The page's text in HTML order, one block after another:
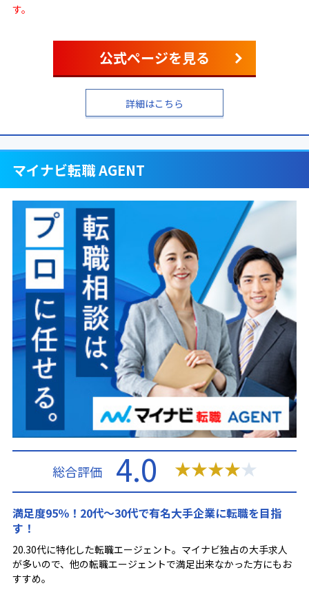
公式ページを見る
詳細はこちら
す。
マイナビ転職 AGENT
満足度95％！20代～30代で有名大手企業に転職を目指
す！
20.30代に特化した転職エージェント。マイナビ独占の大手求人
が多いので、他の転職エージェントで満足出来なかった方にもお
すすめ。
総合評価 4.0 ★★★★★